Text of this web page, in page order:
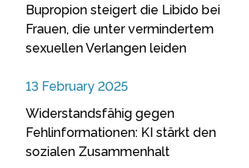
Bupropion steigert die Libido bei
Frauen, die unter vermindertem
sexuellen Verlangen leiden
13 February 2025
Widerstandsfähig gegen
Fehlinformationen: KI stärkt den
sozialen Zusammenhalt